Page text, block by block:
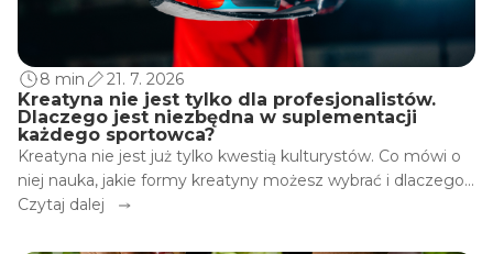
8 min 21. 7. 2026
Kreatyna nie jest tylko dla profesjonalistów.
Dlaczego jest niezbędna w suplementacji
każdego sportowca?
Kreatyna nie jest już tylko kwestią kulturystów. Co mówi o
niej nauka, jakie formy kreatyny możesz wybrać i dlaczego
Creaport to świetny wybór zarówno dla profesjonalistów, jak
Czytaj dalej